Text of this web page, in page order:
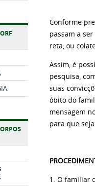
Conforme
passam a
reta, ou
Assim, é
pesquisa,
suas
óbito do
mensagem
para que
1. O familiar